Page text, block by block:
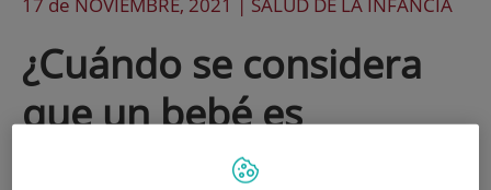
¿Cuándo se considera
que un bebé es
prematuro?